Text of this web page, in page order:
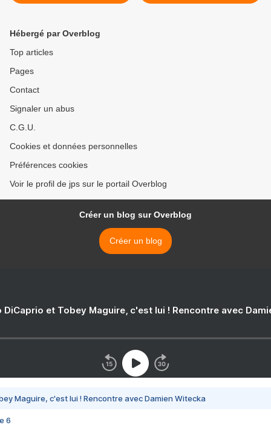
Hébergé par Overblog
Top articles
Pages
Contact
Signaler un abus
C.G.U.
Cookies et données personnelles
Préférences cookies
Voir le profil de jps sur le portail Overblog
Créer un blog sur Overblog
Créer un blog
DiCaprio et Tobey Maguire, c'est lui ! Rencontre avec
Maguire, c'est lui ! Rencontre avec Damien Witecka
6